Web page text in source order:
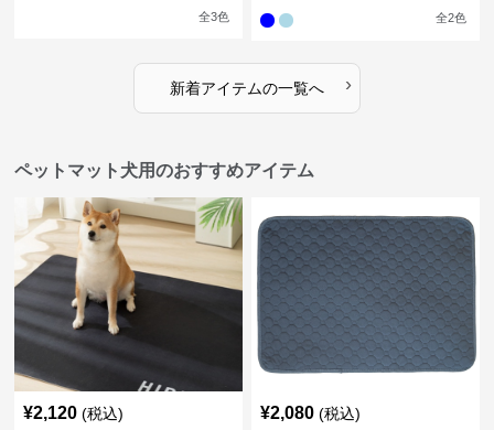
全3色 全2色
新着アイテムの一覧へ ›
ペットマット犬用のおすすめアイテム
¥2,120 (税込) ¥2,080 (税込)